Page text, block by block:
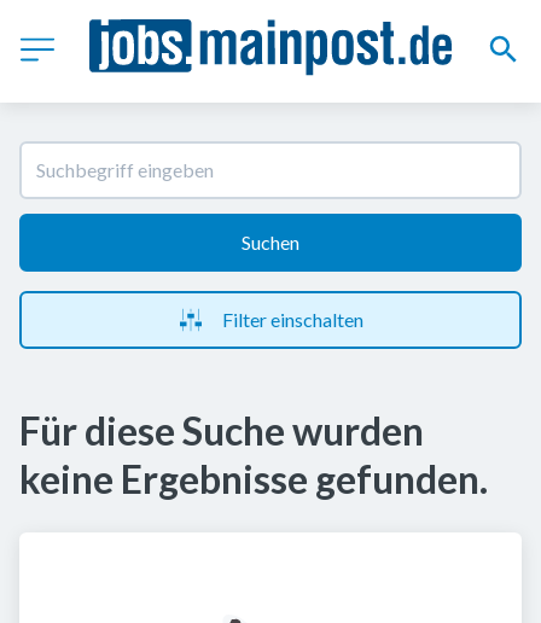
Suchen
Filter einschalten
Für diese Suche wurden
keine Ergebnisse gefunden.